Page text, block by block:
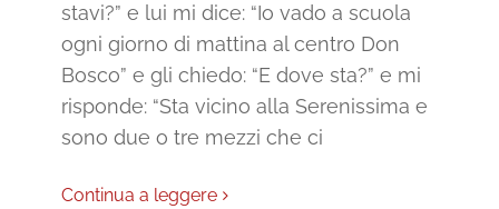
stavi?” e lui mi dice: “Io vado a scuola
ogni giorno di mattina al centro Don
Bosco” e gli chiedo: “E dove sta?” e mi
risponde: “Sta vicino alla Serenissima e
sono due o tre mezzi che ci
Continua a leggere